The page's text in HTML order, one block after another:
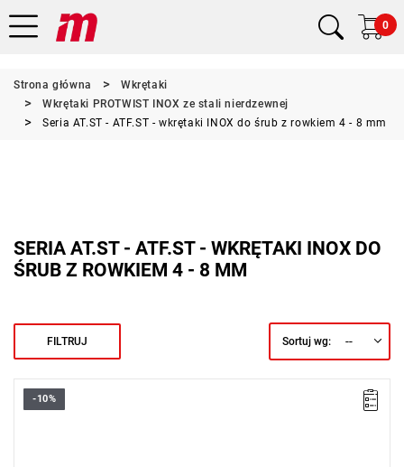
0
Strona główna
Wkrętaki
Wkrętaki PROTWIST INOX ze stali nierdzewnej
Seria AT.ST - ATF.ST - wkrętaki INOX do śrub z rowkiem 4 - 8 mm
SERIA AT.ST - ATF.ST - WKRĘTAKI INOX DO
ŚRUB Z ROWKIEM 4 - 8 MM
FILTRUJ Sortuj wg: --
• Rozmiar: 6,5 mm
-10%